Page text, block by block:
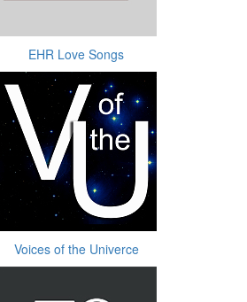
EHR Love Songs
Voices of the Univerce